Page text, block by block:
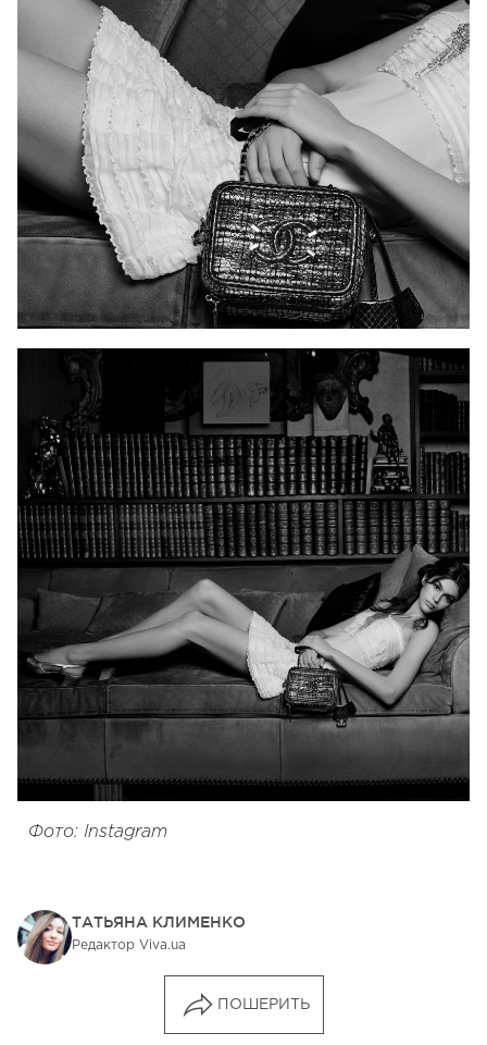
Фото: Instagram
ТАТЬЯНА КЛИМЕНКО
Редактор Viva.ua
ПОШЕРИТЬ